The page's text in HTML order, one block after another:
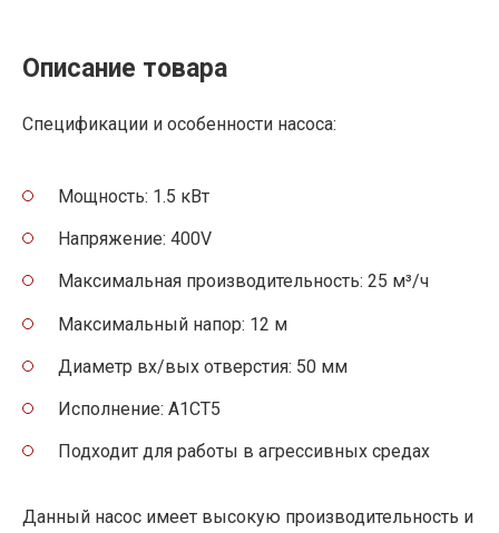
Описание товара
Спецификации и особенности насоса:
Мощность: 1.5 кВт
Напряжение: 400V
Максимальная производительность: 25 м³/ч
Максимальный напор: 12 м
Диаметр вх/вых отверстия: 50 мм
Исполнение: A1CT5
Подходит для работы в агрессивных средах
Данный насос имеет высокую производительность и